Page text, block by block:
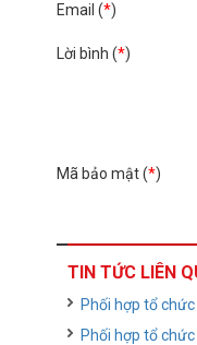
Email (*)
Lời bình (*)
Mã bảo mật (*)
TIN TỨC LIÊN
Phối hợp tổ
Phối hợp tổ